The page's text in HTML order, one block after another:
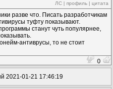
ЛС | профиль | цитата
разве что. Писать разработчикам
туфту показывают.
станут чуть популярнее,
антиврусы, то не стоит
0
2021-01-21 17:46:19